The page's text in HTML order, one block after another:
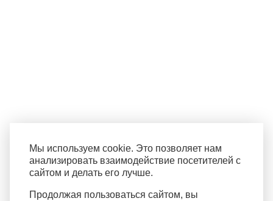
Мы используем cookie. Это позволяет нам
анализировать взаимодействие посетителей с
сайтом и делать его лучше.
Продолжая пользоваться сайтом, вы